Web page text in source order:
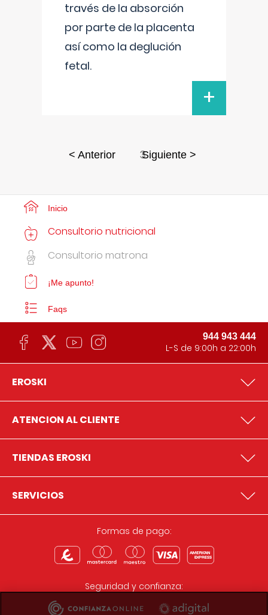
través de la absorción
por parte de la placenta
así como la deglución
fetal.
+
< Anterior 3Siguiente >
Inicio
Consultorio nutricional
Consultorio matrona
¡Me apunto!
Faqs
944 943 444
L-S de 9:00h a 22:00h
EROSKI
ATENCION AL CLIENTE
TIENDAS EROSKI
SERVICIOS
Formas de pago:
Seguridad y confianza: